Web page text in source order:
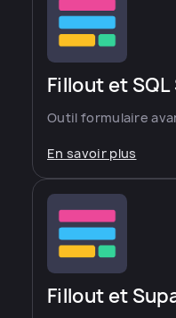
Fillout et
Outil formulaire
En savoir plus
Fillout et